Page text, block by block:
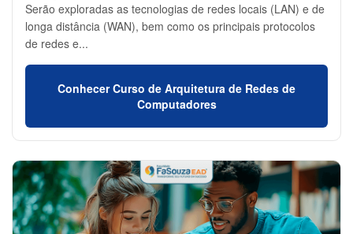
Serão exploradas as tecnologias de redes locais (LAN) e de
longa distância (WAN), bem como os principais protocolos
de redes e...
Conhecer Curso de Arquitetura de Redes de
Computadores